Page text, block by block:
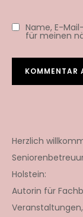
Name, E-
für meinen
Herzlich
Holstein:
Autorin für